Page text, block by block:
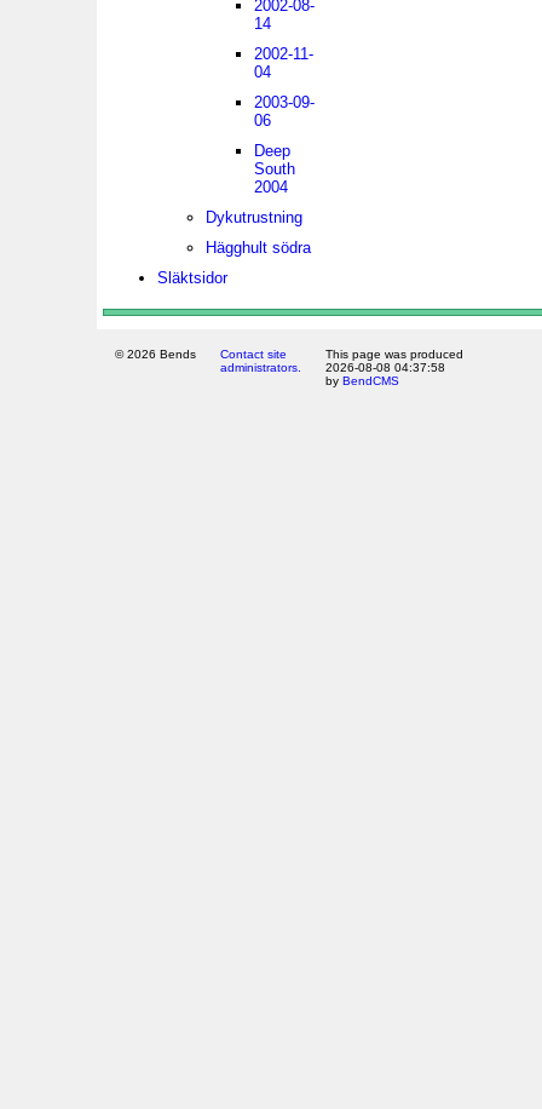
2002-08-
14
2002-11-
04
2003-09-
06
Deep
South
2004
Dykutrustning
Hägghult södra
Släktsidor
© 2026 Bends
Contact site
administrators.
This page was produced
2026-08-08 04:37:58
by BendCMS